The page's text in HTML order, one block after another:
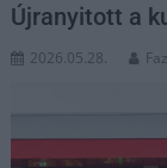
Újranyitott a
2026.05.28.